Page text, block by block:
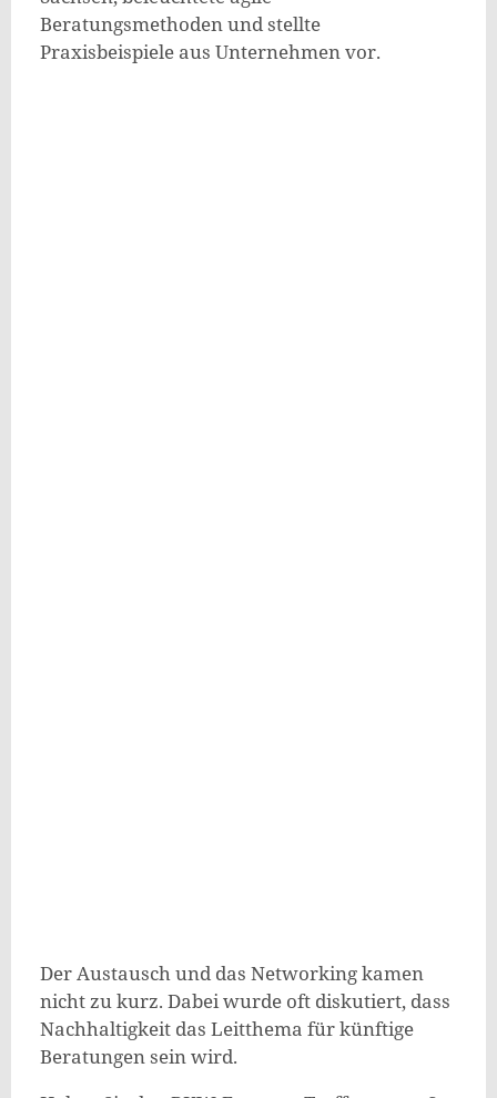
Beratungsmethoden und stellte
Praxisbeispiele aus Unternehmen vor.
Der Austausch und das Networking kamen
nicht zu kurz. Dabei wurde oft diskutiert, dass
Nachhaltigkeit das Leitthema für künftige
Beratungen sein wird.